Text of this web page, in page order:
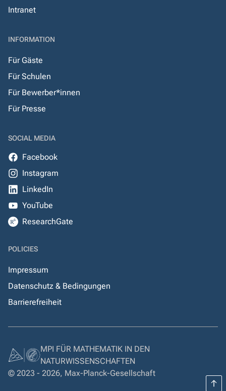
Intranet
INFORMATION
Für Gäste
Für Schulen
Für Bewerber*innen
Für Presse
SOCIAL MEDIA
Facebook
Instagram
LinkedIn
YouTube
ResearchGate
POLICIES
Impressum
Datenschutz & Bedingungen
Barrierefreiheit
MPI FÜR MATHEMATIK IN DEN
NATURWISSENSCHAFTEN
© 2023 - 2026, Max-Planck-Gesellschaft